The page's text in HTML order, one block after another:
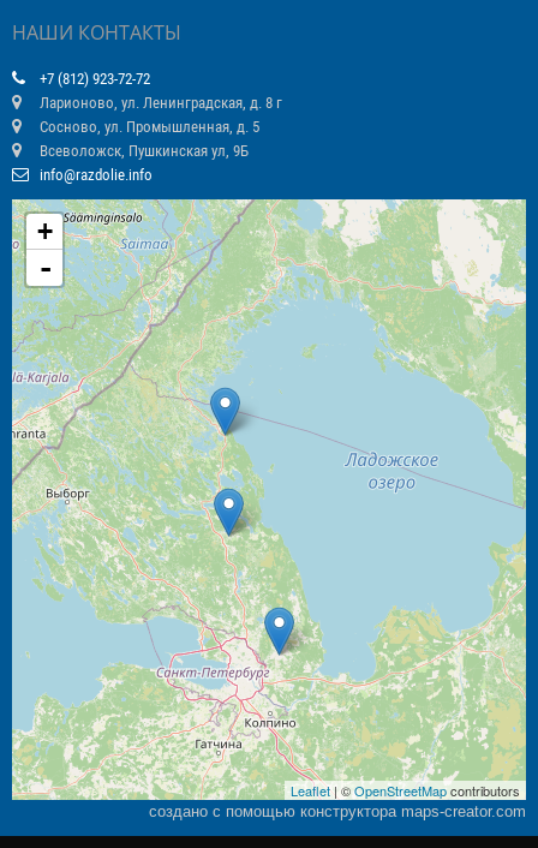
НАШИ КОНТАКТЫ
+7 (812) 923-72-72
Ларионово, ул. Ленинградская, д. 8 г
Сосново, ул. Промышленная, д. 5
Всеволожск, Пушкинская ул, 9Б
info@razdolie.info
+
-
Leaflet| ©OpenStreetMapcontributors
создано с помощью конструктора maps-creator.com